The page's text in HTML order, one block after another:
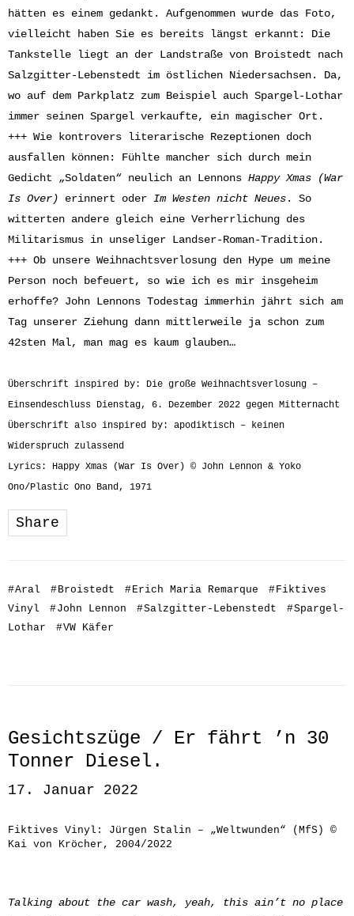
hätten es einem gedankt. Aufgenommen wurde das Foto,
vielleicht haben Sie es bereits längst erkannt: Die
Tankstelle liegt an der Landstraße von Broistedt nach
Salzgitter-Lebenstedt im östlichen Niedersachsen. Da,
wo auf dem Parkplatz zum Beispiel auch Spargel-Lothar
immer seinen Spargel verkaufte, ein magischer Ort.
+++ Wie kontrovers literarische Rezeptionen doch
ausfallen können: Fühlte mancher sich durch mein
Gedicht „Soldaten“ neulich an Lennons Happy Xmas (War
Is Over) erinnert oder Im Westen nicht Neues. So
witterten andere gleich eine Verherrlichung des
Militarismus in unseliger Landser-Roman-Tradition.
+++ Ob unsere Weihnachtsverlosung den Hype um meine
Person noch befeuert, so wie ich es mir insgeheim
erhoffe? John Lennons Todestag immerhin jährt sich am
Tag unserer Ziehung dann mittlerweile ja schon zum
42sten Mal, man mag es kaum glauben…
Überschrift inspired by: Die große Weihnachtsverlosung –
Einsendeschluss Dienstag, 6. Dezember 2022 gegen Mitternacht
Überschrift also inspired by: apodiktisch – keinen
Widerspruch zulassend
Lyrics: Happy Xmas (War Is Over) © John Lennon & Yoko
Ono/Plastic Ono Band, 1971
Share
#Aral #Broistedt #Erich Maria Remarque #Fiktives
Vinyl
#John Lennon #Salzgitter-Lebenstedt #Spargel-
Lothar
#VW Käfer
Gesichtszüge / Er fährt ’n 30
Tonner Diesel.
17. Januar 2022
Fiktives Vinyl: Jürgen Stalin – „Weltwunden“ (MfS) ©
Kai von Kröcher, 2004/2022
Talking about the car wash, yeah, this ain’t no place